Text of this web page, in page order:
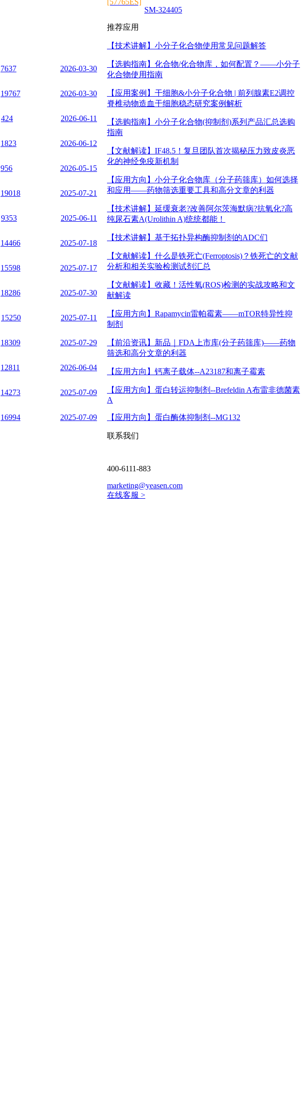
7637 2026-03-30
19767 2026-03-30
424 2026-06-11
1823 2026-06-12
956 2026-05-15
19018 2025-07-21
9353 2025-06-11
14466 2025-07-18
15598 2025-07-17
18286 2025-07-30
15250 2025-07-11
18309 2025-07-29
12811 2026-06-04
14273 2025-07-09
16994 2025-07-09
[57765ES]
SM-324405
推荐应用
【技术讲解】 小分子化合物使用常见问题解答
【选购指南】 化合物/化合物库，如何配置？——小分子
化合物使用指南
【应用案例】 干细胞&小分子化合物 | 前列腺素E2调控
脊椎动物造血干细胞稳态研究案例解析
【选购指南】 小分子化合物(抑制剂)系列产品汇总选购
指南
【文献解读】 IF48.5！复旦团队首次揭秘压力致皮炎恶
化的神经免疫新机制
【应用方向】 小分子化合物库（分子药筛库）如何选择
和应用——药物筛选重要工具和高分文章的利器
【技术讲解】 延缓衰老?改善阿尔茨海默病?抗氧化?高
纯尿石素A(Urolithin A)统统都能！
【技术讲解】 基于拓扑异构酶抑制剂的ADC们
【文献解读】 什么是铁死亡(Ferroptosis)？铁死亡的文献
分析和相关实验检测试剂汇总
【文献解读】 收藏！活性氧(ROS)检测的实战攻略和文
献解读
【应用方向】 Rapamycin雷帕霉素——mTOR特异性抑
制剂
【前沿资讯】 新品｜FDA上市库(分子药筛库)——药物
筛选和高分文章的利器
【应用方向】 钙离子载体--A23187和离子霉素
【应用方向】 蛋白转运抑制剂--Brefeldin A布雷非德菌素
A
【应用方向】 蛋白酶体抑制剂--MG132
联系我们
400-6111-883
marketing@yeasen.com
在线客服 >